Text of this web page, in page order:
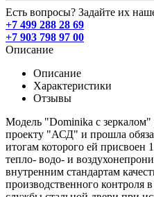
Есть вопросы? Задайте их
+7 499 288 28 69
+7 903 798 97 00
Описание
Описание
Характеристики
Отзывы
Модель "Dominika с зеркалом"
проекту "АСД" и прошла
итогам которого ей присвоен
тепло- водо- и
внутренним стандартам
производственного контроля